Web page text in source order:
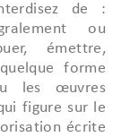
de :
ou
émettre,
forme
les œuvres
figure sur le
écrite